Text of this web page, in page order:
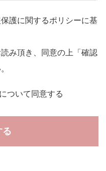
護に関するポリシーに基
み頂き、同意の上「確認
ついて同意する